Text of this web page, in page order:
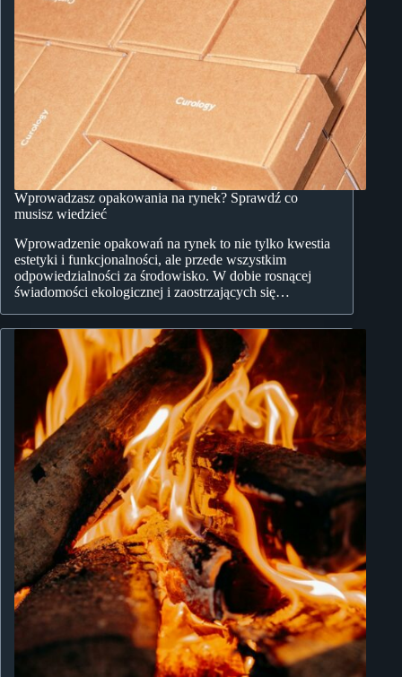
Wprowadzasz opakowania na rynek? Sprawdź co
musisz wiedzieć
Wprowadzenie opakowań na rynek to nie tylko kwestia
estetyki i funkcjonalności, ale przede wszystkim
odpowiedzialności za środowisko. W dobie rosnącej
świadomości ekologicznej i zaostrzających się…